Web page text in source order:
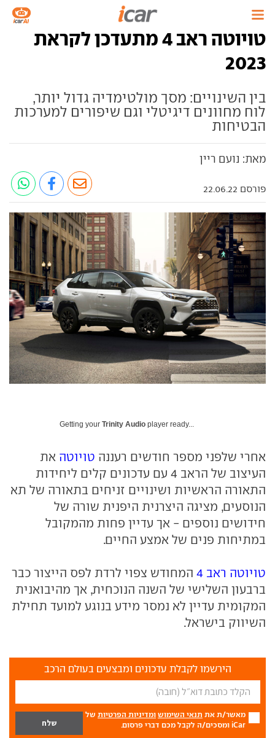
טויוטה ראב 4 מתעדכן לקראת
2023
בין השינויים: מסך מולטימדיה גדול יותר,
לוח מחוונים דיגיטלי וגם שיפורים למערכות
הבטיחות
מאת: נועם ריין
פורסם 22.06.22
Getting your Trinity Audio player ready...
אחרי שלפני מספר חודשים רעננה טויוטה את
העיצוב של הראב 4 עם עדכונים קלים ליחידות
התאורה הראשיות ושינויים זניחים בתאורה של תא
הנוסעים, מציגה היצרנית היפנית שורה של
חידושים נוספים - אך עדיין פחות מהמקובל
במתיחות פנים של אמצע החיים.
טויוטה ראב 4
המחודש צפוי לרדת לפס הייצור כבר
ברבעון השלישי של השנה הנוכחית, אך מהיבואנית
המקומית עדיין לא נמסר מידע בנוגע למועד תחילת
השיווק בישראל.
הירשמו לקבלת עדכונים ומבצעים בעולם הרכב
מאשר/ת את תנאי השימוש ומדיניות הפרטיות של
iCar ומסכים/ה לקבל מכם דברי פרסום.